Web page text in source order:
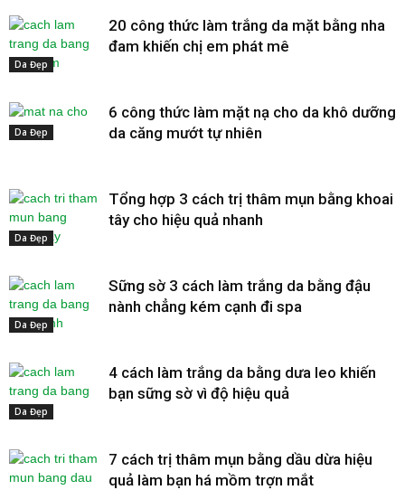
Da Đẹp
20 công thức làm trắng da mặt bằng nha
đam khiến chị em phát mê
Da Đẹp
6 công thức làm mặt nạ cho da khô dưỡng
da căng mướt tự nhiên
Da Đẹp
Tổng hợp 3 cách trị thâm mụn bằng khoai
tây cho hiệu quả nhanh
Da Đẹp
Sững sờ 3 cách làm trắng da bằng đậu
nành chẳng kém cạnh đi spa
Da Đẹp
4 cách làm trắng da bằng dưa leo khiến
bạn sững sờ vì độ hiệu quả
7 cách trị thâm mụn bằng dầu dừa hiệu
quả làm bạn há mồm trợn mắt